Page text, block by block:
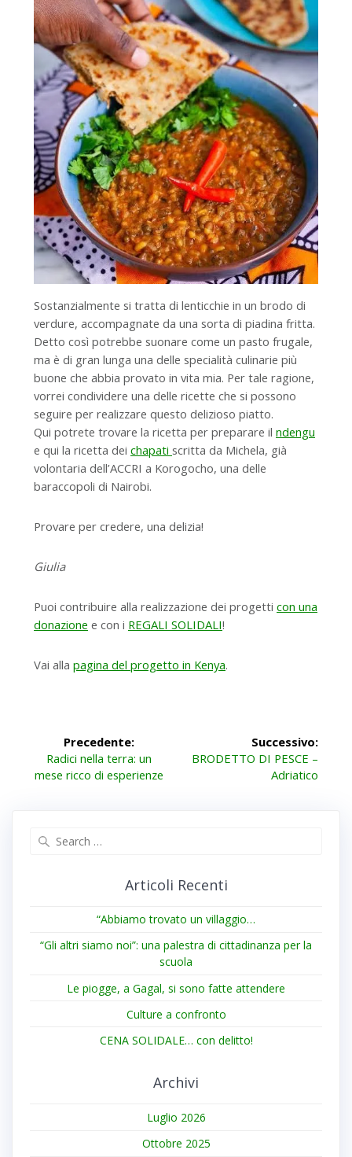
Sostanzialmente si tratta di lenticchie in un brodo di
verdure, accompagnate da una sorta di piadina fritta.
Detto così potrebbe suonare come un pasto frugale,
ma è di gran lunga una delle specialità culinarie più
buone che abbia provato in vita mia. Per tale ragione,
vorrei condividere una delle ricette che si possono
seguire per realizzare questo delizioso piatto.
Qui potrete trovare la ricetta per preparare il ndengu
e qui la ricetta dei chapati scritta da Michela, già
volontaria dell’ACCRI a Korogocho, una delle
baraccopoli di Nairobi.
Provare per credere, una delizia!
Giulia
Puoi contribuire alla realizzazione dei progetti con una
donazione e con i REGALI SOLIDALI!
Vai alla pagina del progetto in Kenya.
Navigazione
articoli
Precedente:
Articolo
precedente:
Radici nella terra: un
mese ricco di esperienze
Successivo:
Articolo
BRODETTO DI PESCE –
Adriatico
Articoli Recenti
“Abbiamo trovato un villaggio…
“Gli altri siamo noi”: una palestra di cittadinanza per la
scuola
Le piogge, a Gagal, si sono fatte attendere
Culture a confronto
CENA SOLIDALE… con delitto!
Archivi
Luglio 2026
Ottobre 2025